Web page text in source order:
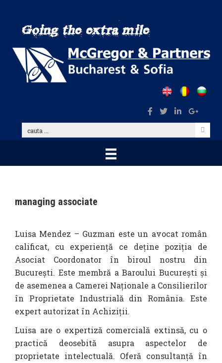
content
cauta
...
managing associate
Luisa Mendez – Guzman este un avocat român
calificat, cu experiență ce deține poziția de
Asociat Coordonator în biroul nostru din
București. Este membră a Baroului București și
de asemenea a Camerei Naționale a Consilierilor
în Proprietate Industrială din România. Este
expert autorizat în Achiziții.
Luisa are o expertiză comercială extinsă, cu o
practică deosebită asupra aspectelor de
proprietate intelectuală. Oferă consultanță în